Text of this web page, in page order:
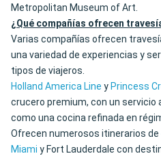
Metropolitan Museum of Art.
¿Qué compañías ofrecen
Varias compañías ofrecen
una variedad de experiencias y
tipos de viajeros.
Holland America Line y Princess
crucero premium, con un servicio
como una cocina refinada en
Ofrecen numerosos itinerarios de
Miami y Fort Lauderdale con